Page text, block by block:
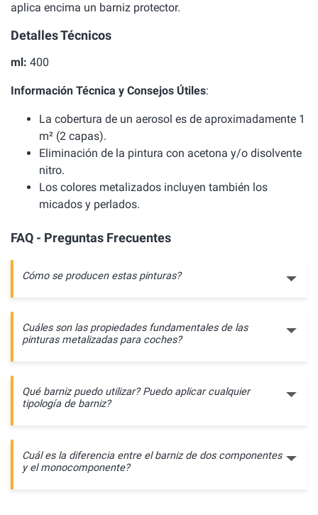
aplica encima un barniz protector.
Detalles Técnicos
ml: 400
Información Técnica y Consejos Útiles:
La cobertura de un aerosol es de aproximadamente 1
m² (2 capas).
Eliminación de la pintura con acetona y/o disolvente
nitro.
Los colores metalizados incluyen también los
micados y perlados.
FAQ - Preguntas Frecuentes
Cómo se producen estas pinturas?
Cuáles son las propiedades fundamentales de las
pinturas metalizadas para coches?
Qué barniz puedo utilizar? Puedo aplicar cualquier
tipología de barniz?
Cuál es la diferencia entre el barniz de dos componentes
y el monocomponente?